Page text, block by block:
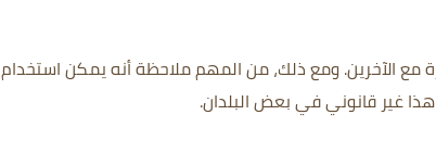
ومع ذلك، من المهم ملاحظة أنه يمكن استخدام
هذا غير قانوني في بعض البلدان.